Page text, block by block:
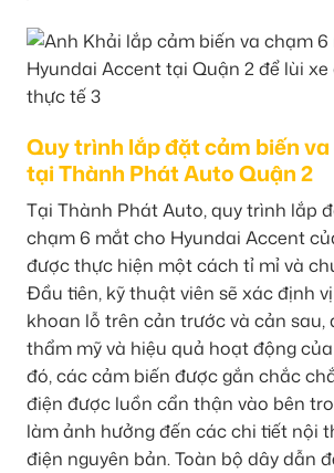
Quy trình lắp đặt cảm biến
tại Thành Phát Auto Quận 2
Tại Thành Phát Auto, quy trình lắp
chạm 6 mắt cho Hyundai Accent
được thực hiện một cách tỉ mỉ và
Đầu tiên, kỹ thuật viên sẽ xác định
khoan lỗ trên cản trước và cản sau,
thẩm mỹ và hiệu quả hoạt động
đó, các cảm biến được gắn chắc
điện được luồn cẩn thận vào bên
làm ảnh hưởng đến các chi tiết nội
điện nguyên bản. Toàn bộ dây dẫn